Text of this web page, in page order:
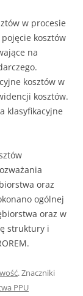
w procesie
kosztów
na
kosztów w
kosztów.
klasyfikacyjne
oraz
ogólnej
oraz w
struktury i
. Znaczniki
PPU